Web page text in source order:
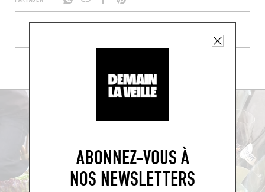
ABONNEZ-VOUS À
NOS NEWSLETTERS
+ DE LA CRÈME DE LA CRÈME